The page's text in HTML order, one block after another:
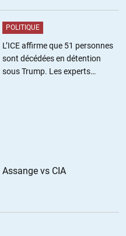
conf) un système convergent
l’Histoire.
de deux états avec deux
différentes, trois religions
Polonaise, et c’est Elle et
au terrible » Déluge » de
en moins). Cette fédération
Biélorusses et
et ses arguments
RFA aux US. Mais l’idée
POLITIQUE
L’ICE affirme que 51 personnes
sont décédées en détention
sous Trump. Les experts
Assange vs CIA